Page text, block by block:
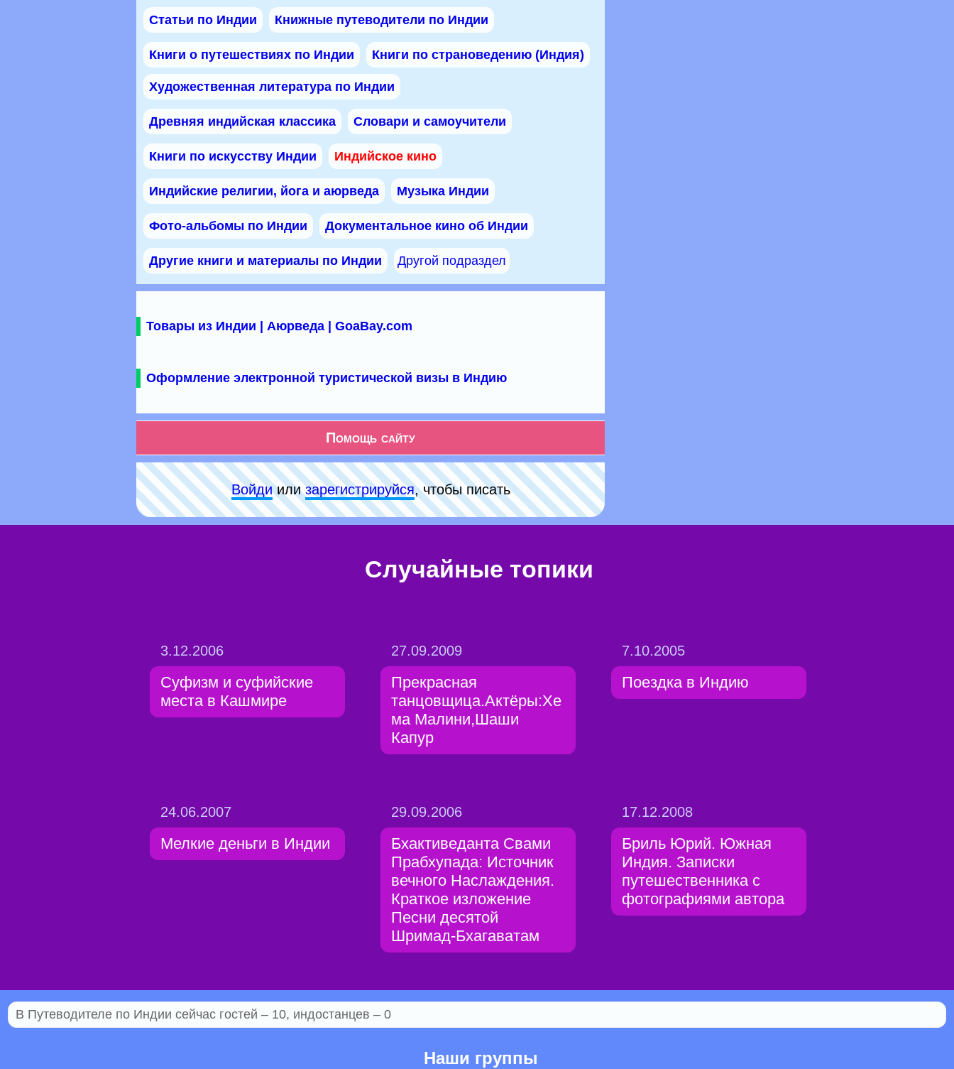
Статьи по Индии Книжные путеводители по Индии
Книги о путешествиях по Индии Книги по страноведению (Индия)
Художественная литература по Индии
Древняя индийская классика Словари и самоучители
Книги по искусству Индии Индийское кино
Индийские религии, йога и аюрведа Музыка Индии
Фото-альбомы по Индии Документальное кино об Индии
Другие книги и материалы по Индии Другой подраздел
Товары из Индии | Аюрведа | GoaBay.com
Оформление электронной туристической визы в Индию
Помощь сайту
Войдиилизарeгиcтpируйся, чтобы писать
Случайные топики
3.12.2006
Суфизм и суфийские
места в Кашмире
27.09.2009
Прекрасная
танцовщица.Актёры:Хе
ма Малини,Шаши
Капур
7.10.2005
Поездка в Индию
24.06.2007
Мелкие деньги в Индии
29.09.2006
Бхактиведанта Свами
Прабхупада: Источник
вечного Наслаждения.
Краткое изложение
Песни десятой
Шримад-Бхагаватам
17.12.2008
Бриль Юрий. Южная
Индия. Записки
путешественника с
фотографиями автора
В Путеводителе по Индии сейчас гостей – 10, индостанцев – 0
Наши группы